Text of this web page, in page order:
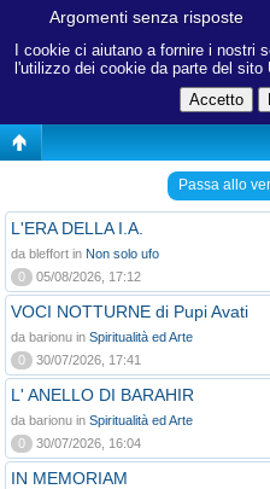
I cookie ci aiutano a fornire i
l'utilizzo dei cookie da parte del sito
Argomenti senza risposte
Passa allo
L'ERA DELLA I.A.
da bleffort in Non solo ufo
0
05/08/2026, 17:12
VOCI NOTTURNE di Pupi Avati
da barionu in Spiritualità ed Arte
0
30/07/2026, 17:41
L' ANELLO DI BARAHIR
da barionu in Spiritualità ed Arte
0
30/07/2026, 16:04
IN MEMORIAM